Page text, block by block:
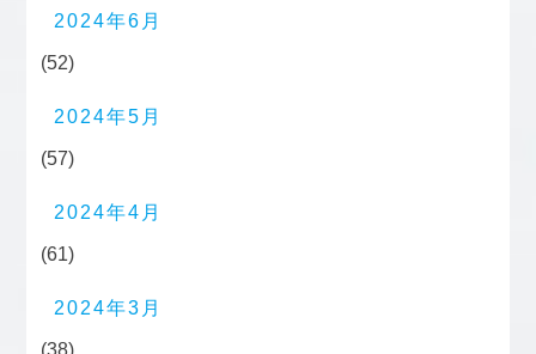
2024年6月
(52)
2024年5月
(57)
2024年4月
(61)
2024年3月
(38)